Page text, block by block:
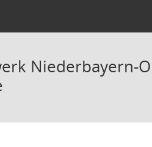
Niederbayern-